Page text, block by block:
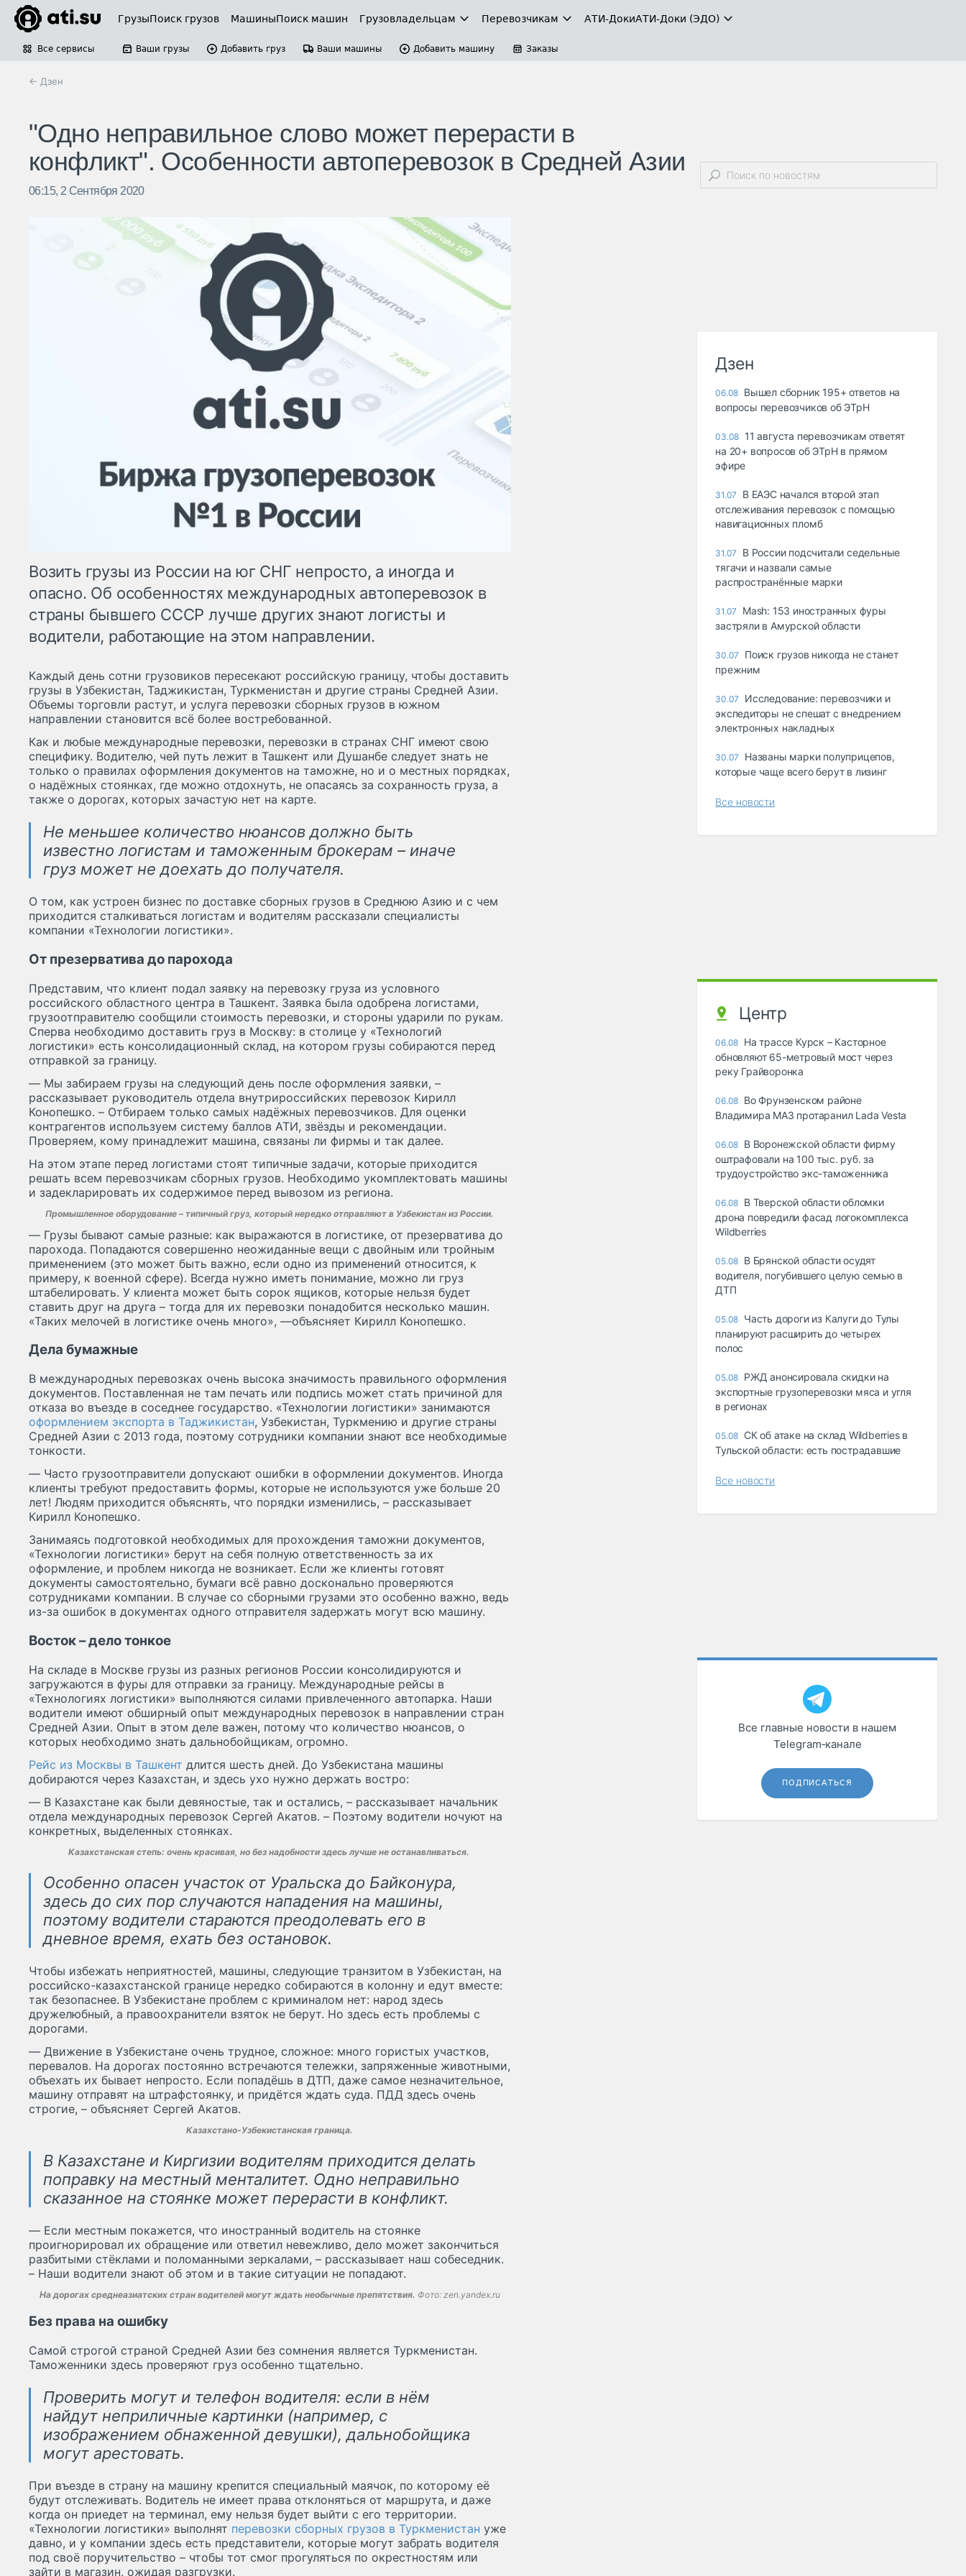
ГрузыПоиск грузов МашиныПоиск машин Грузовладельцам Перевозчикам АТИ-ДокиАТИ-Доки (ЭДО)
Все сервисы Ваши грузы Добавить груз Ваши машины Добавить машину Заказы
← Дзен
"Одно неправильное слово может перерасти в
конфликт". Особенности автоперевозок в Средней Азии
06:15, 2 Сентября 2020
Возить грузы из России на юг СНГ непросто, а иногда и
опасно. Об особенностях международных автоперевозок в
страны бывшего СССР лучше других знают логисты и
водители, работающие на этом направлении.
Каждый день сотни грузовиков пересекают российскую границу, чтобы доставить
грузы в Узбекистан, Таджикистан, Туркменистан и другие страны Средней Азии.
Объемы торговли растут, и услуга перевозки сборных грузов в южном
направлении становится всё более востребованной.
Как и любые международные перевозки, перевозки в странах СНГ имеют свою
специфику. Водителю, чей путь лежит в Ташкент или Душанбе следует знать не
только о правилах оформления документов на таможне, но и о местных порядках,
о надёжных стоянках, где можно отдохнуть, не опасаясь за сохранность груза, а
также о дорогах, которых зачастую нет на карте.
Не меньшее количество нюансов должно быть
известно логистам и таможенным брокерам – иначе
груз может не доехать до получателя.
О том, как устроен бизнес по доставке сборных грузов в Среднюю Азию и с чем
приходится сталкиваться логистам и водителям рассказали специалисты
компании «Технологии логистики».
От презерватива до парохода
Представим, что клиент подал заявку на перевозку груза из условного
российского областного центра в Ташкент. Заявка была одобрена логистами,
грузоотправителю сообщили стоимость перевозки, и стороны ударили по рукам.
Сперва необходимо доставить груз в Москву: в столице у «Технологий
логистики» есть консолидационный склад, на котором грузы собираются перед
отправкой за границу.
— Мы забираем грузы на следующий день после оформления заявки, –
рассказывает руководитель отдела внутрироссийских перевозок Кирилл
Конопешко. – Отбираем только самых надёжных перевозчиков. Для оценки
контрагентов используем систему баллов АТИ, звёзды и рекомендации.
Проверяем, кому принадлежит машина, связаны ли фирмы и так далее.
На этом этапе перед логистами стоят типичные задачи, которые приходится
решать всем перевозчикам сборных грузов. Необходимо укомплектовать машины
и задекларировать их содержимое перед вывозом из региона.
Промышленное оборудование – типичный груз, который нередко отправляют в Узбекистан из России.
— Грузы бывают самые разные: как выражаются в логистике, от презерватива до
парохода. Попадаются совершенно неожиданные вещи с двойным или тройным
применением (это может быть важно, если одно из применений относится, к
примеру, к военной сфере). Всегда нужно иметь понимание, можно ли груз
штабелировать. У клиента может быть сорок ящиков, которые нельзя будет
ставить друг на друга – тогда для их перевозки понадобится несколько машин.
«Таких мелочей в логистике очень много», —объясняет Кирилл Конопешко.
Дела бумажные
В международных перевозках очень высока значимость правильного оформления
документов. Поставленная не там печать или подпись может стать причиной для
отказа во въезде в соседнее государство. «Технологии логистики» занимаются
оформлением экспорта в Таджикистан, Узбекистан, Туркмению и другие страны
Средней Азии с 2013 года, поэтому сотрудники компании знают все необходимые
тонкости.
— Часто грузоотправители допускают ошибки в оформлении документов. Иногда
клиенты требуют предоставить формы, которые не используются уже больше 20
лет! Людям приходится объяснять, что порядки изменились, – рассказывает
Кирилл Конопешко.
Занимаясь подготовкой необходимых для прохождения таможни документов,
«Технологии логистики» берут на себя полную ответственность за их
оформление, и проблем никогда не возникает. Если же клиенты готовят
документы самостоятельно, бумаги всё равно досконально проверяются
сотрудниками компании. В случае со сборными грузами это особенно важно, ведь
из-за ошибок в документах одного отправителя задержать могут всю машину.
Восток – дело тонкое
На складе в Москве грузы из разных регионов России консолидируются и
загружаются в фуры для отправки за границу. Международные рейсы в
«Технологиях логистики» выполняются силами привлеченного автопарка. Наши
водители имеют обширный опыт международных перевозок в направлении стран
Средней Азии. Опыт в этом деле важен, потому что количество нюансов, о
которых необходимо знать дальнобойщикам, огромно.
Рейс из Москвы в Ташкент длится шесть дней. До Узбекистана машины
добираются через Казахстан, и здесь ухо нужно держать востро:
— В Казахстане как были девяностые, так и остались, – рассказывает начальник
отдела международных перевозок Сергей Акатов. – Поэтому водители ночуют на
конкретных, выделенных стоянках.
Казахстанская степь: очень красивая, но без надобности здесь лучше не останавливаться.
Особенно опасен участок от Уральска до Байконура,
здесь до сих пор случаются нападения на машины,
поэтому водители стараются преодолевать его в
дневное время, ехать без остановок.
Чтобы избежать неприятностей, машины, следующие транзитом в Узбекистан, на
российско-казахстанской границе нередко собираются в колонну и едут вместе:
так безопаснее. В Узбекистане проблем с криминалом нет: народ здесь
дружелюбный, а правоохранители взяток не берут. Но здесь есть проблемы с
дорогами.
— Движение в Узбекистане очень трудное, сложное: много гористых участков,
перевалов. На дорогах постоянно встречаются тележки, запряженные животными,
объехать их бывает непросто. Если попадёшь в ДТП, даже самое незначительное,
машину отправят на штрафстоянку, и придётся ждать суда. ПДД здесь очень
строгие, – объясняет Сергей Акатов.
Казахстано-Узбекистанская граница.
В Казахстане и Киргизии водителям приходится делать
поправку на местный менталитет. Одно неправильно
сказанное на стоянке может перерасти в конфликт.
— Если местным покажется, что иностранный водитель на стоянке
проигнорировал их обращение или ответил невежливо, дело может закончиться
разбитыми стёклами и поломанными зеркалами, – рассказывает наш собеседник.
– Наши водители знают об этом и в такие ситуации не попадают.
На дорогах среднеазиатских стран водителей могут ждать необычные препятствия. Фото: zen.yandex.ru
Без права на ошибку
Самой строгой страной Средней Азии без сомнения является Туркменистан.
Таможенники здесь проверяют груз особенно тщательно.
Проверить могут и телефон водителя: если в нём
найдут неприличные картинки (например, с
изображением обнаженной девушки), дальнобойщика
могут арестовать.
При въезде в страну на машину крепится специальный маячок, по которому её
будут отслеживать. Водитель не имеет права отклоняться от маршрута, и даже
когда он приедет на терминал, ему нельзя будет выйти с его территории.
«Технологии логистики» выполнят перевозки сборных грузов в Туркменистан уже
давно, и у компании здесь есть представители, которые могут забрать водителя
под своё поручительство – чтобы тот смог прогуляться по окрестностям или
зайти в магазин, ожидая разгрузки.
Дзен
06.08 Вышел сборник 195+ ответов на
вопросы перевозчиков об ЭТрН
03.08 11 августа перевозчикам ответят
на 20+ вопросов об ЭТрН в прямом
эфире
31.07
В ЕАЭС начался второй этап
отслеживания перевозок с помощью
навигационных пломб
31.07
В России подсчитали седельные
тягачи и назвали самые
распространённые марки
31.07
Mash: 153 иностранных фуры
застряли в Амурской области
30.07
Поиск грузов никогда не станет
прежним
30.07
Исследование: перевозчики и
экспедиторы не спешат с внедрением
электронных накладных
30.07
Названы марки полуприцепов,
которые чаще всего берут в лизинг
Все новости
Центр
06.08 На трассе Курск – Касторное
обновляют 65-метровый мост через
реку Грайворонка
06.08 Во Фрунзенском районе
Владимира МАЗ протаранил Lada Vesta
06.08 В Воронежской области фирму
оштрафовали на 100 тыс. руб. за
трудоустройство экс-таможенника
06.08 В Тверской области обломки
дрона повредили фасад логокомплекса
Wildberries
05.08 В Брянской области осудят
водителя, погубившего целую семью в
ДТП
05.08 Часть дороги из Калуги до Тулы
планируют расширить до четырех
полос
05.08 РЖД анонсировала скидки на
экспортные грузоперевозки мяса и угля
в регионах
05.08 СК об атаке на склад Wildberries в
Тульской области: есть пострадавшие
Все новости
Все главные новости в нашем
Telegram‑канале
ПОДПИСАТЬСЯ